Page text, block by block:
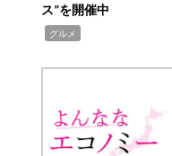
ス”を開催中
グルメ